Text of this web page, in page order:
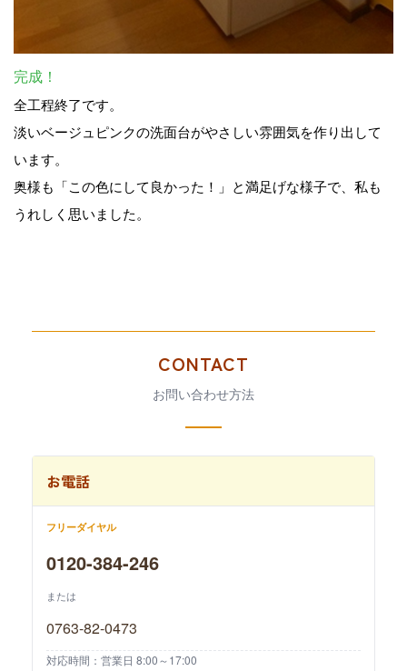
完成！
全工程終了です。
淡いベージュピンクの洗面台がやさしい雰囲気を作り出して
います。
奥様も「この色にして良かった！」と満足げな様子で、私も
うれしく思いました。
CONTACT
お問い合わせ方法
お電話
フリーダイヤル
0120-384-246
または
0763-82-0473
対応時間：営業日 8:00～17:00